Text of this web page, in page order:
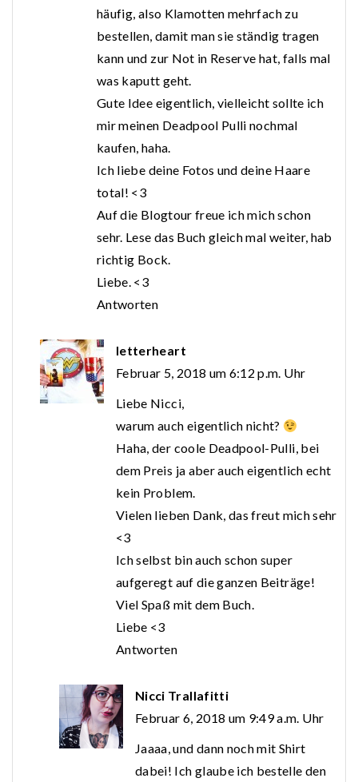
häufig, also Klamotten mehrfach zu
bestellen, damit man sie ständig tragen
kann und zur Not in Reserve hat, falls mal
was kaputt geht.
Gute Idee eigentlich, vielleicht sollte ich
mir meinen Deadpool Pulli nochmal
kaufen, haha.
Ich liebe deine Fotos und deine Haare
total! <3
Auf die Blogtour freue ich mich schon
sehr. Lese das Buch gleich mal weiter, hab
richtig Bock.
Liebe. <3
Antworten
letterheart
Februar 5, 2018 um 6:12 p.m. Uhr
Liebe Nicci,
warum auch eigentlich nicht?
Haha, der coole Deadpool-Pulli, bei
dem Preis ja aber auch eigentlich echt
kein Problem.
Vielen lieben Dank, das freut mich sehr
<3
Ich selbst bin auch schon super
aufgeregt auf die ganzen Beiträge!
Viel Spaß mit dem Buch.
Liebe <3
Antworten
Nicci Trallafitti
Februar 6, 2018 um 9:49 a.m. Uhr
Jaaaa, und dann noch mit Shirt
dabei! Ich glaube ich bestelle den